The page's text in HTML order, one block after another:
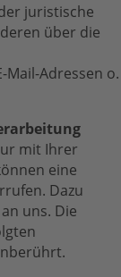
juristische
über die
Mail-Adressen o.
mit Ihrer
eine
Dazu
uns. Die